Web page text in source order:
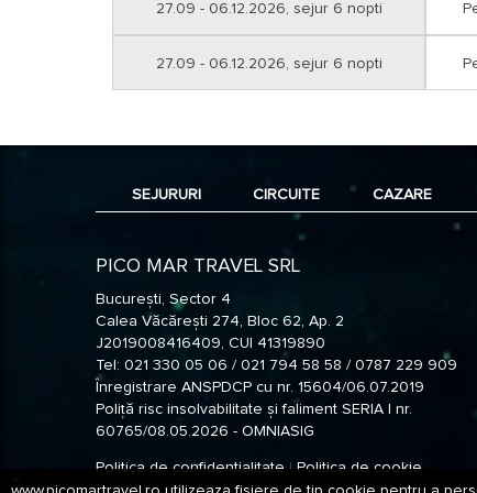
27.09 - 06.12.2026, sejur 6 nopti
27.09 - 06.12.2026, sejur 6 nopti
SEJURURI CIRCUITE CAZARE
PICO MAR TRAVEL SRL
București, Sector 4
Calea Văcărești 274, Bloc 62, Ap. 2
J2019008416409, CUI 41319890
Tel: 021 330 05 06 / 021 794 58 58 / 0787 229 909
Înregistrare ANSPDCP cu nr. 15604/06.07.2019
Poliță risc insolvabilitate și faliment SERIA I nr.
60765/08.05.2026 - OMNIASIG
Politica de confidentialitate | Politica de cookie